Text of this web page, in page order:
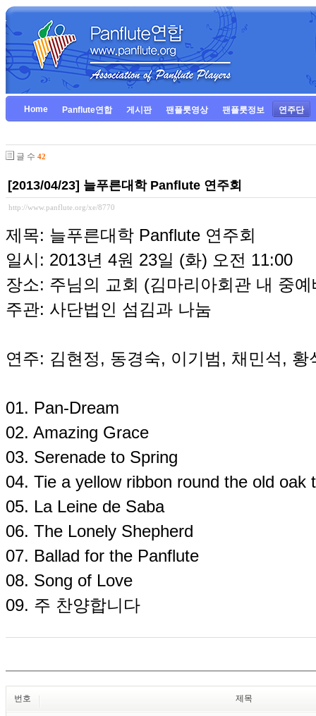
Home Panflute연합 게시판 팬플룻영상 팬플룻정보 연주단
글 수 42
[2013/04/23] 늘푸른대학 Panflute 연주회
http://www.panflute.org/xe/8770
제목: 늘푸른대학 Panflute 연주회
일시: 2013년 4원 23일 (화) 오전 11:00
장소: 주님의 교회 (김마리아회관 내 중예
주관: 사단법인 섬김과 나눔
연주: 김현정, 동경숙, 이기범, 채민석, 황
01. Pan-Dream
02. Amazing Grace
03. Serenade to Spring
04. Tie a yellow ribbon round the old oak
05. La Leine de Saba
06. The Lonely Shepherd
07. Ballad for the Panflute
08. Song of Love
09. 주 찬양합니다
번호 제목